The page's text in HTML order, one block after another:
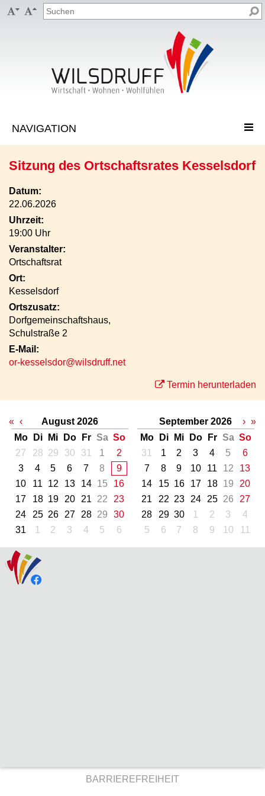
 
Sitzung des Ortschaftsrates Kesselsdorf
Datum:
22.06.2026
Uhrzeit:
19:00 Uhr
Veranstalter:
Ortschaftsrat
Ort:
Kesselsdorf
Ortszusatz:
Dorfgemeinschaftshaus,
Schulstraße 2
E-Mail:
or-kesselsdor@wilsdruff.net
Termin herunterladen
« ‹
August 2026
Mo
Di Mi Do Fr Sa So
27
28 29 30 31 1
2
3
4 5 6 7 8
9
10
11 12 13 14 15
16
17
18 19 20 21 22
23
24
25 26 27 28 29
30
31
1 2 3 4 5 6
September 2026
Mo
Di Mi Do Fr Sa So
31
1 2 3 4 5
6
7
8 9 10 11 12
13
14
15 16 17 18 19
20
21
22 23 24 25 26
27
28
29 30 1 2 3
4
5
6 7 8 9 10 11
› »
BARRIEREFREIHEIT